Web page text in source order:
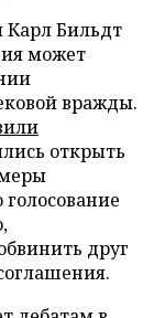
Бильдт
может
вражды.
открыть
друг